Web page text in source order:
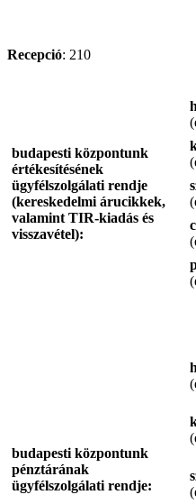
Recepció: 210
budapesti központunk
értékesítésének
ügyfélszolgálati rendje
(kereskedelmi árucikkek,
valamint TIR-kiadás és
visszavétel):
budapesti központunk
pénztárának
ügyfélszolgálati rendje: